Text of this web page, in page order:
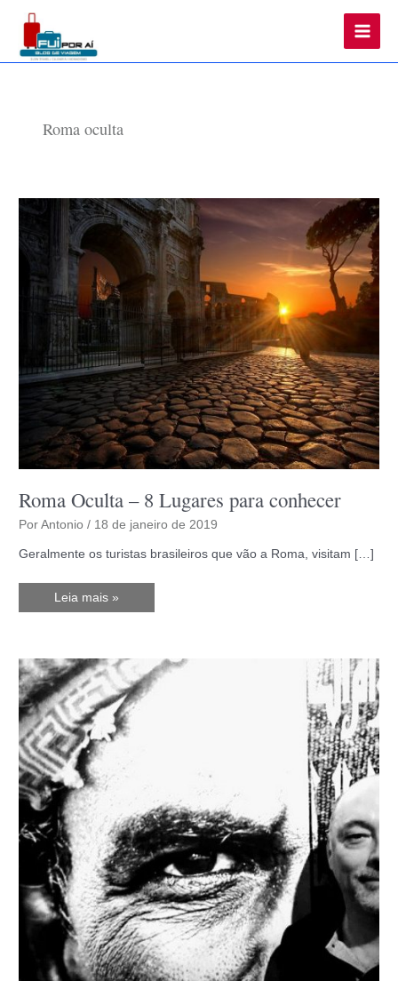
Main
Roma oculta
Roma Oculta – 8 Lugares para conhecer
PorAntonio/ 18 de janeiro de 2019
Geralmente os turistas brasileiros que vão a Roma, visitam […]
Roma
conhecer
Leia mais »